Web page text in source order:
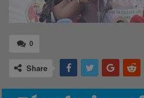
0
Share